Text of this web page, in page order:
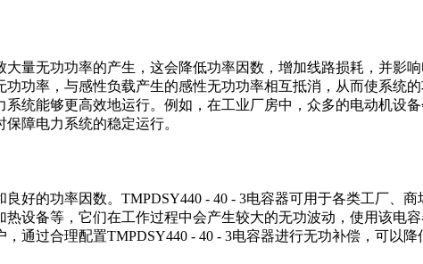
量无功功率的产生，这会降低功率因数，增加线路损耗，并影
功率，与感性负载产生的感性无功功率相互抵消，从而使系统
统能够更高效地运行。例如，在工业厂房中，众多的电动机设
障电力系统的稳定运行。
好的功率因数。TMPDSY440 - 40 - 3电容器可用于各类工厂、
设备等，它们在工作过程中会产生较大的无功波动，使用该电
通过合理配置TMPDSY440 - 40 - 3电容器进行无功补偿，可以